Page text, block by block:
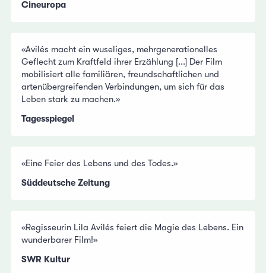
Cineuropa
«Avilés macht ein wuseliges, mehrgenerationelles
Geflecht zum Kraftfeld ihrer Erzählung [...] Der Film
mobilisiert alle familiären, freundschaftlichen und
artenübergreifenden Verbindungen, um sich für das
Leben stark zu machen.»
Tagesspiegel
«Eine Feier des Lebens und des Todes.»
Süddeutsche Zeitung
«Regisseurin Lila Avilés feiert die Magie des Lebens. Ein
wunderbarer Film!»
SWR Kultur